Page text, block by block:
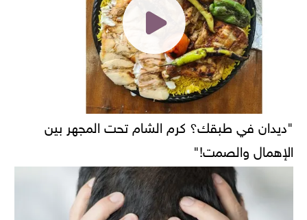
"ديدان في طبقك؟ كرم الشام تحت المجهر بين
الإهمال والصمت!"